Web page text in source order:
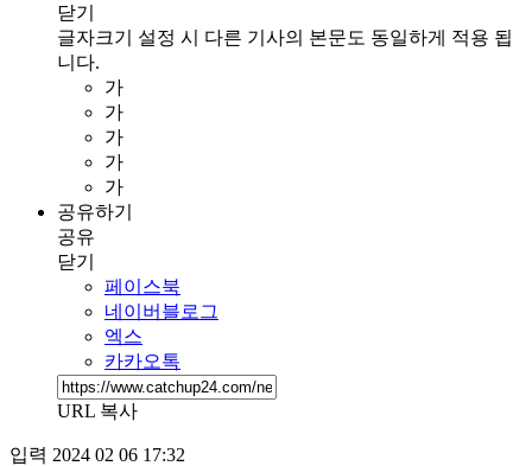
닫기
글자크기 설정 시 다른 기사의 본문도 동일하게 적용 됩
니다.
가
가
가
가
가
공유하기
공유
닫기
페이스북
네이버블로그
엑스
카카오톡
URL 복사
입력 2024 02 06 17:32